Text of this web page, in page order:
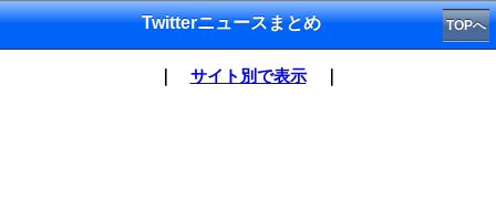
Twitterニュースまとめ TOPへ
｜ サイト別で表示｜